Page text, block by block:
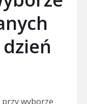
wyborze